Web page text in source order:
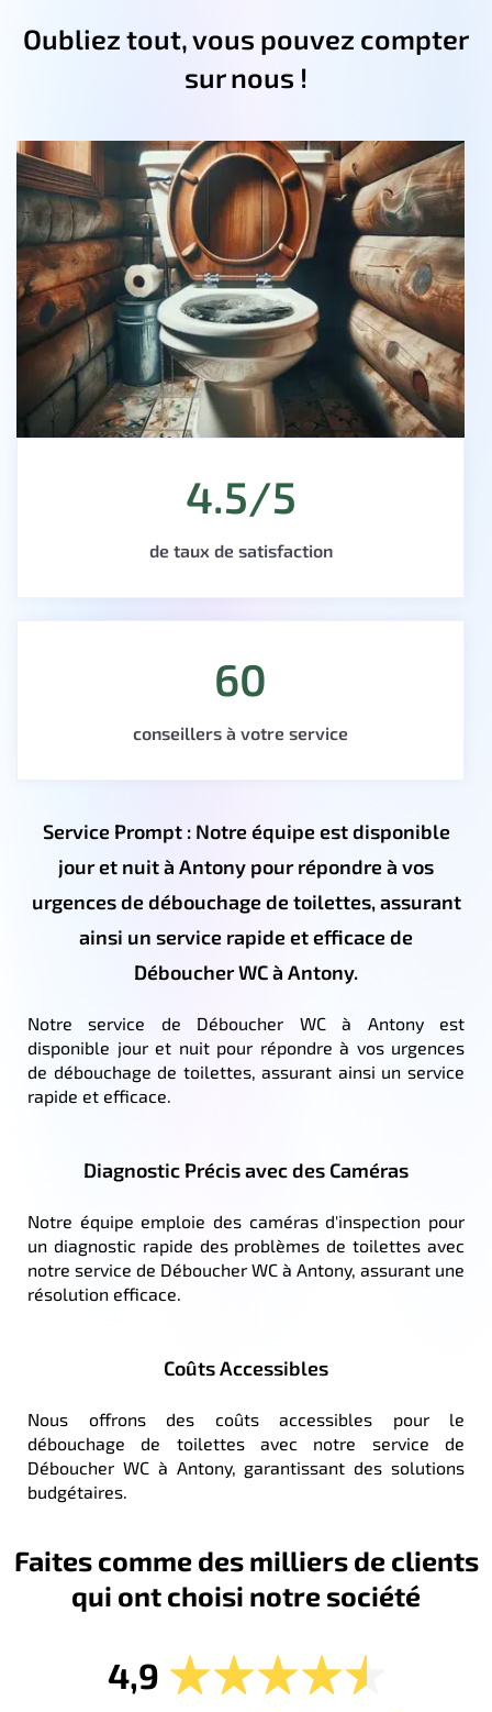
Oubliez tout, vous pouvez compter
sur nous !
4.5/5
de taux de satisfaction
60
conseillers à votre service
Service Prompt : Notre équipe est disponible
jour et nuit à Antony pour répondre à vos
urgences de débouchage de toilettes, assurant
ainsi un service rapide et efficace de
Déboucher WC à Antony.
Notre service de Déboucher WC à Antony est
disponible jour et nuit pour répondre à vos urgences
de débouchage de toilettes, assurant ainsi un service
rapide et efficace.
Diagnostic Précis avec des Caméras
Notre équipe emploie des caméras d'inspection pour
un diagnostic rapide des problèmes de toilettes avec
notre service de Déboucher WC à Antony, assurant une
résolution efficace.
Coûts Accessibles
Nous offrons des coûts accessibles pour le
débouchage de toilettes avec notre service de
Déboucher WC à Antony, garantissant des solutions
budgétaires.
Faites comme des milliers de clients
qui ont choisi notre société
4,9